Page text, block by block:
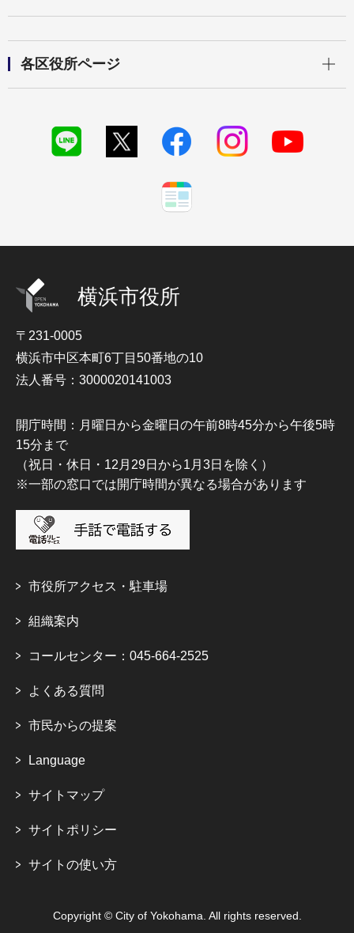
各区役所ページ
横浜市役所
〒231-0005
横浜市中区本町6丁目50番地の10
法人番号：3000020141003
開庁時間：月曜日から金曜日の午前8時45分から午後5時
15分まで
（祝日・休日・12月29日から1月3日を除く）
※一部の窓口では開庁時間が異なる場合があります
市役所アクセス・駐車場
組織案内
コールセンター：045-664-2525
よくある質問
市民からの提案
Language
サイトマップ
サイトポリシー
サイトの使い方
Copyright © City of Yokohama. All rights reserved.